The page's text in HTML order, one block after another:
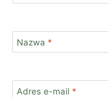
Nazwa *
Adres e-mail *